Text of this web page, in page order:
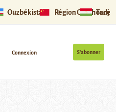
Ouzbékistan Région Ouïghoure
S’abonner
Connexion